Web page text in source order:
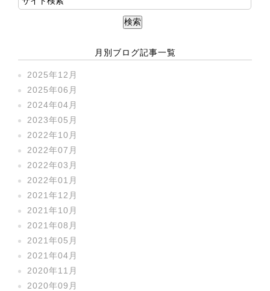
月別ブログ記事一覧
2025年12月
2025年06月
2024年04月
2023年05月
2022年10月
2022年07月
2022年03月
2022年01月
2021年12月
2021年10月
2021年08月
2021年05月
2021年04月
2020年11月
2020年09月